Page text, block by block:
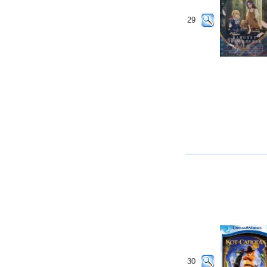
29
30